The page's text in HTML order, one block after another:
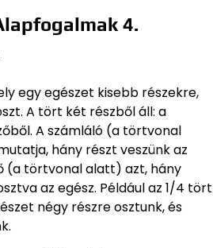
4.
egy egészet kisebb részekre,
A tört két részből áll: a
A számláló (a törtvonal
hány részt veszünk az
(a törtvonal alatt) azt, hány
az egész. Például az 1/4 tört
négy részre osztunk, és